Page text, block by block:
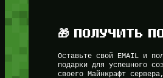
🎁 ПОЛУЧИТЬ
Оставьте свой EMAIL и
подарки для успешного
своего Майнкрафт